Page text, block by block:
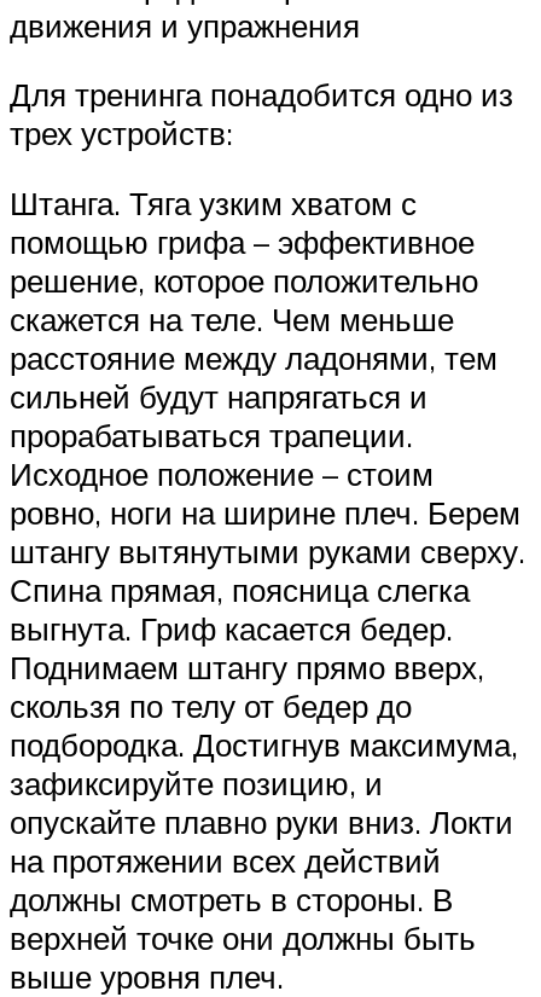
движения и упражнения
Для тренинга понадобится одно из
трех устройств:
Штанга. Тяга узким хватом с
помощью грифа – эффективное
решение, которое положительно
скажется на теле. Чем меньше
расстояние между ладонями, тем
сильней будут напрягаться и
прорабатываться трапеции.
Исходное положение – стоим
ровно, ноги на ширине плеч. Берем
штангу вытянутыми руками сверху.
Спина прямая, поясница слегка
выгнута. Гриф касается бедер.
Поднимаем штангу прямо вверх,
скользя по телу от бедер до
подбородка. Достигнув максимума,
зафиксируйте позицию, и
опускайте плавно руки вниз. Локти
на протяжении всех действий
должны смотреть в стороны. В
верхней точке они должны быть
выше уровня плеч.